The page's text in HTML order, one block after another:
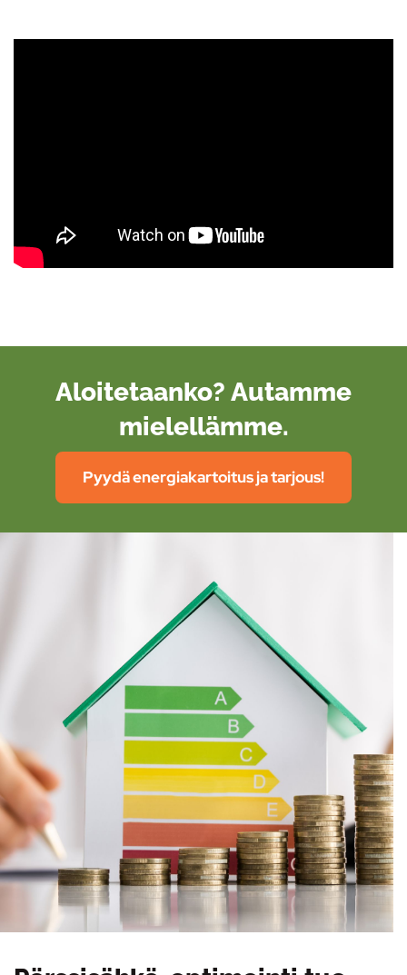
Aloitetaanko? Autamme
mielellämme.
Pyydä energiakartoitus ja tarjous!